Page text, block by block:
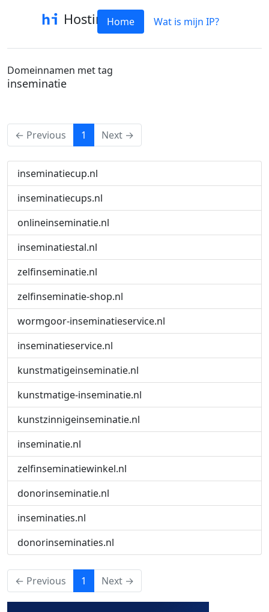
HostinfoHome Wat is mijn IP?
Domeinnamen met tag
inseminatie
← Previous 1 (current)
Next →
inseminatiecup.nl
inseminatiecups.nl
onlineinseminatie.nl
inseminatiestal.nl
zelfinseminatie.nl
zelfinseminatie-shop.nl
wormgoor-inseminatieservice.nl
inseminatieservice.nl
kunstmatigeinseminatie.nl
kunstmatige-inseminatie.nl
kunstzinnigeinseminatie.nl
inseminatie.nl
zelfinseminatiewinkel.nl
donorinseminatie.nl
inseminaties.nl
donorinseminaties.nl
← Previous 1 (current)
Next →